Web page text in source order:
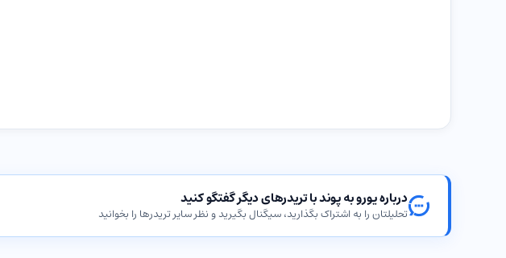
درباره یورو به پوند با تریدرهای دیگر گفتگو کنید
تحلیلتان را به اشتراک بگذارید، سیگنال بگیرید و نظر سایر تریدرها را بخوانید